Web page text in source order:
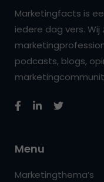
Marketingfacts is
iedere dag vers.
podcasts, blogs,
Menu
Marketingthema’s